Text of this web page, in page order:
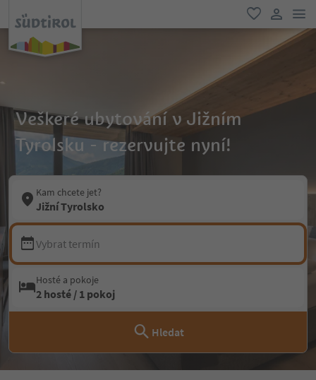
oblíbené
Veškeré ubytování v Jižním
Tyrolsku - rezervujte nyní!
Kam chcete jet?
Jižní Tyrolsko
Vybrat termín
Hosté a pokoje
2 hosté / 1 pokoj
Hledat